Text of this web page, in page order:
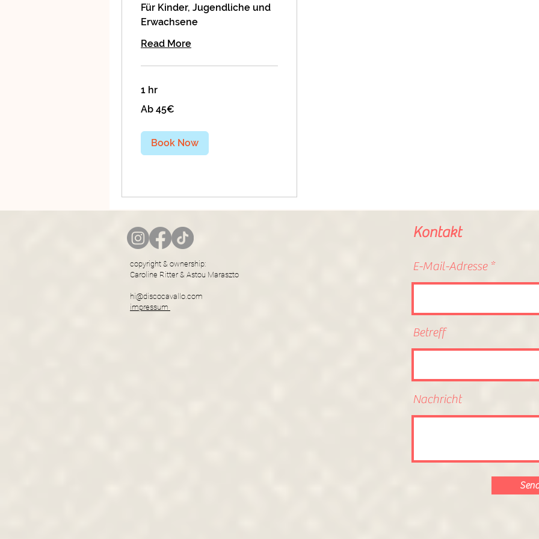
Für Kinder, Jugendliche und
Erwachsene
Read More
1 hr
45€
Ab 45€
Book Now
copyright & ownership:
Caroline Ritter & Astou Maraszto
hi@discocavallo.com
impressum
Kontakt
E-Mail-Adresse
Betreff
Nachricht